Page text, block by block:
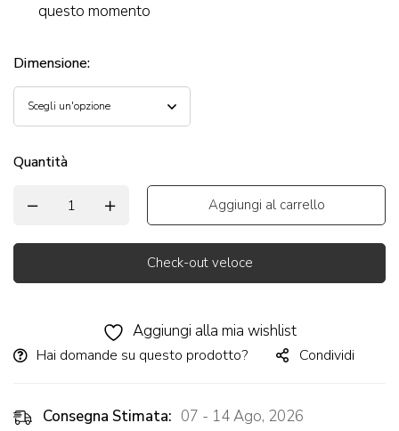
questo momento
Dimensione:
Quantità
Aggiungi al carrello
Check-out veloce
Aggiungi alla mia wishlist
Hai domande su questo prodotto? Condividi
Consegna Stimata: 07 - 14 Ago, 2026